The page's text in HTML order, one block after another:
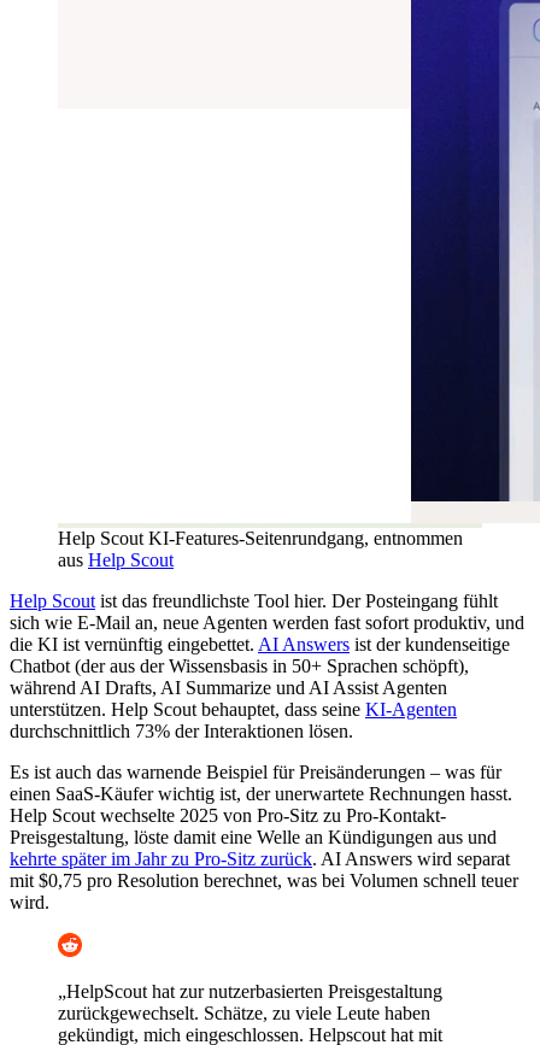
Help Scout KI-Features-Seitenrundgang, entnommen
aus Help Scout
Help Scout ist das freundlichste Tool hier. Der Posteingang fühlt
sich wie E-Mail an, neue Agenten werden fast sofort produktiv, und
die KI ist vernünftig eingebettet. AI Answers ist der kundenseitige
Chatbot (der aus der Wissensbasis in 50+ Sprachen schöpft),
während AI Drafts, AI Summarize und AI Assist Agenten
unterstützen. Help Scout behauptet, dass seine KI-Agenten
durchschnittlich 73% der Interaktionen lösen.
Es ist auch das warnende Beispiel für Preisänderungen – was für
einen SaaS-Käufer wichtig ist, der unerwartete Rechnungen hasst.
Help Scout wechselte 2025 von Pro-Sitz zu Pro-Kontakt-
Preisgestaltung, löste damit eine Welle an Kündigungen aus und
kehrte später im Jahr zu Pro-Sitz zurück. AI Answers wird separat
mit $0,75 pro Resolution berechnet, was bei Volumen schnell teuer
wird.
„HelpScout hat zur nutzerbasierten Preisgestaltung
zurückgewechselt. Schätze, zu viele Leute haben
gekündigt, mich eingeschlossen. Helpscout hat mit